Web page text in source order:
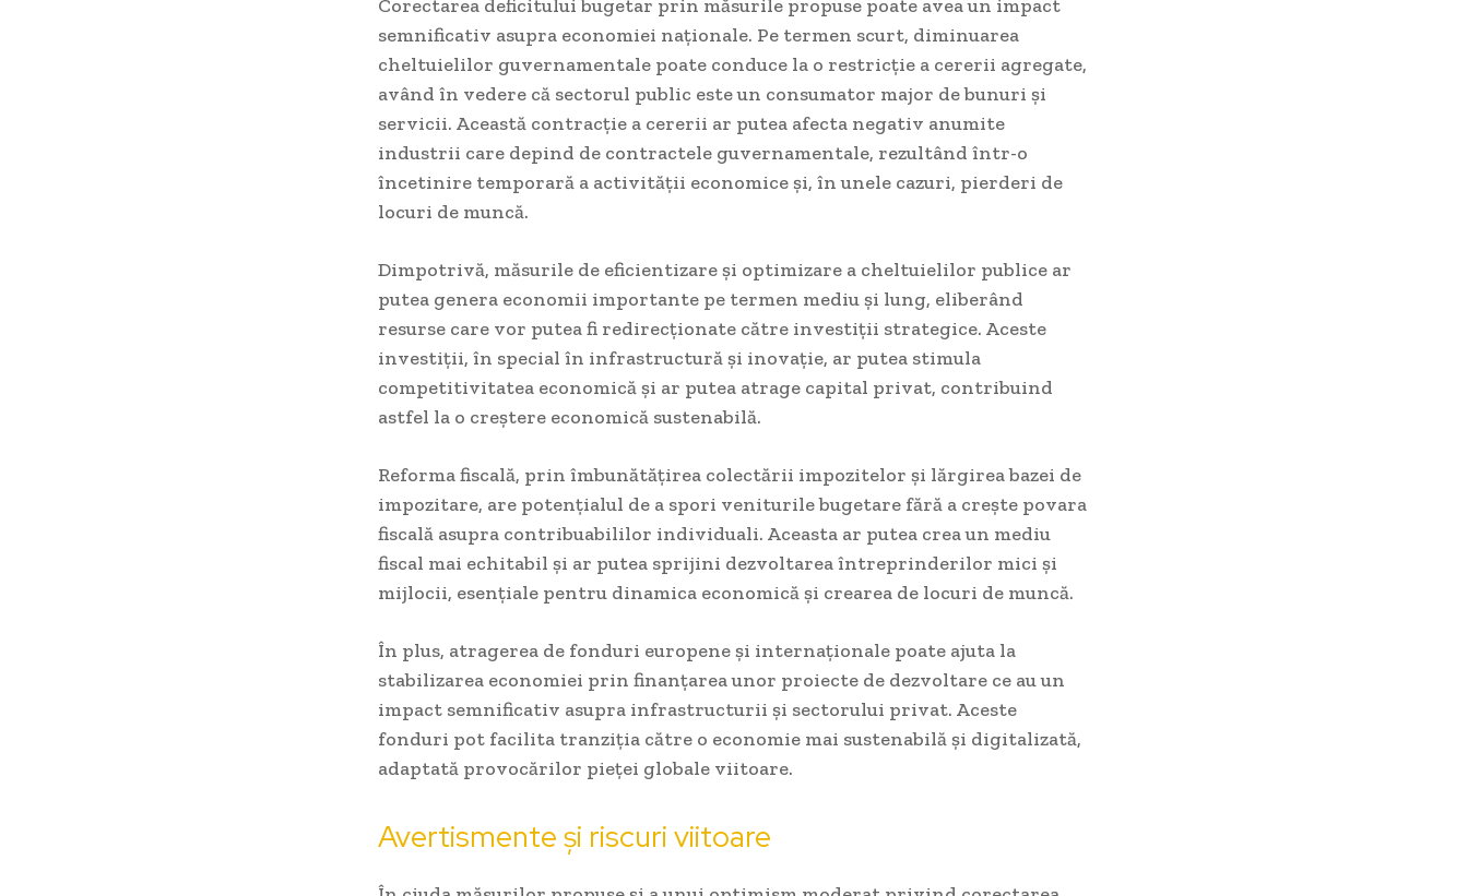
Corectarea deficitului bugetar prin măsurile propuse poate avea un impact
semnificativ asupra economiei naționale. Pe termen scurt, diminuarea
cheltuielilor guvernamentale poate conduce la o restricție a cererii agregate,
având în vedere că sectorul public este un consumator major de bunuri și
servicii. Această contracție a cererii ar putea afecta negativ anumite
industrii care depind de contractele guvernamentale, rezultând într-o
încetinire temporară a activității economice și, în unele cazuri, pierderi de
locuri de muncă.
Dimpotrivă, măsurile de eficientizare și optimizare a cheltuielilor publice ar
putea genera economii importante pe termen mediu și lung, eliberând
resurse care vor putea fi redirecționate către investiții strategice. Aceste
investiții, în special în infrastructură și inovație, ar putea stimula
competitivitatea economică și ar putea atrage capital privat, contribuind
astfel la o creștere economică sustenabilă.
Reforma fiscală, prin îmbunătățirea colectării impozitelor și lărgirea bazei de
impozitare, are potențialul de a spori veniturile bugetare fără a crește povara
fiscală asupra contribuabililor individuali. Aceasta ar putea crea un mediu
fiscal mai echitabil și ar putea sprijini dezvoltarea întreprinderilor mici și
mijlocii, esențiale pentru dinamica economică și crearea de locuri de muncă.
În plus, atragerea de fonduri europene și internaționale poate ajuta la
stabilizarea economiei prin finanțarea unor proiecte de dezvoltare ce au un
impact semnificativ asupra infrastructurii și sectorului privat. Aceste
fonduri pot facilita tranziția către o economie mai sustenabilă și digitalizată,
adaptată provocărilor pieței globale viitoare.
Avertismente și riscuri viitoare